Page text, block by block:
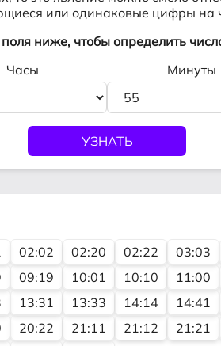
или одинаковые цифры на
ниже, чтобы определить
Часы
Минуты
02:02 02:20 02:22 03:03
09:19 10:01 10:10 11:00
13:31 13:33 14:14 14:41
20:22 21:11 21:12 21:21